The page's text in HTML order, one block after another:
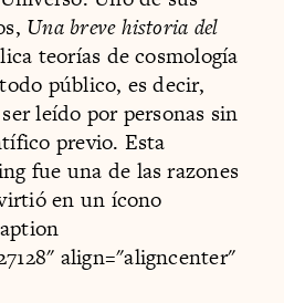
Una breve historia del
teorías de cosmología
público, es decir,
leído por personas sin
previo. Esta
fue una de las razones
en un ícono
align="aligncenter"